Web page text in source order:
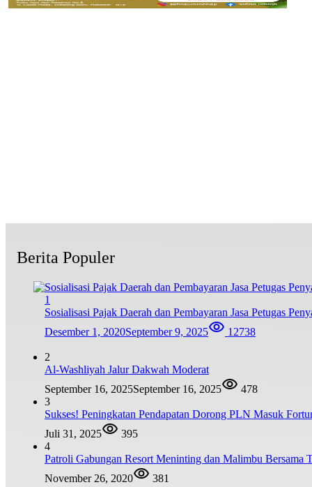
Berita Populer
1
Sosialisasi Pajak Daerah dan Pembayaran Jasa Petugas
Desember 1, 2020September 9, 2025 12738
2
Al-Washliyah Jalur Dakwah Moderat
September 16, 2025September 16, 2025
478
3
Sukses! Peningkatan Pendapatan Dorong PLN Masuk
Juli 31, 2025
395
4
Patroli Gabungan Resort Meninting dan Malimbu Bersama
November 26, 2020
381